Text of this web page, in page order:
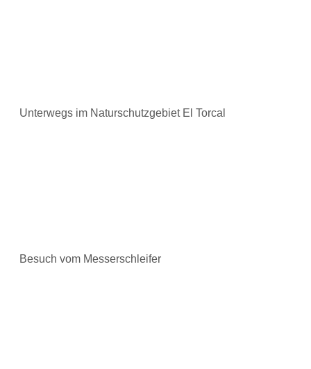
Unterwegs im Naturschutzgebiet El Torcal
Besuch vom Messerschleifer